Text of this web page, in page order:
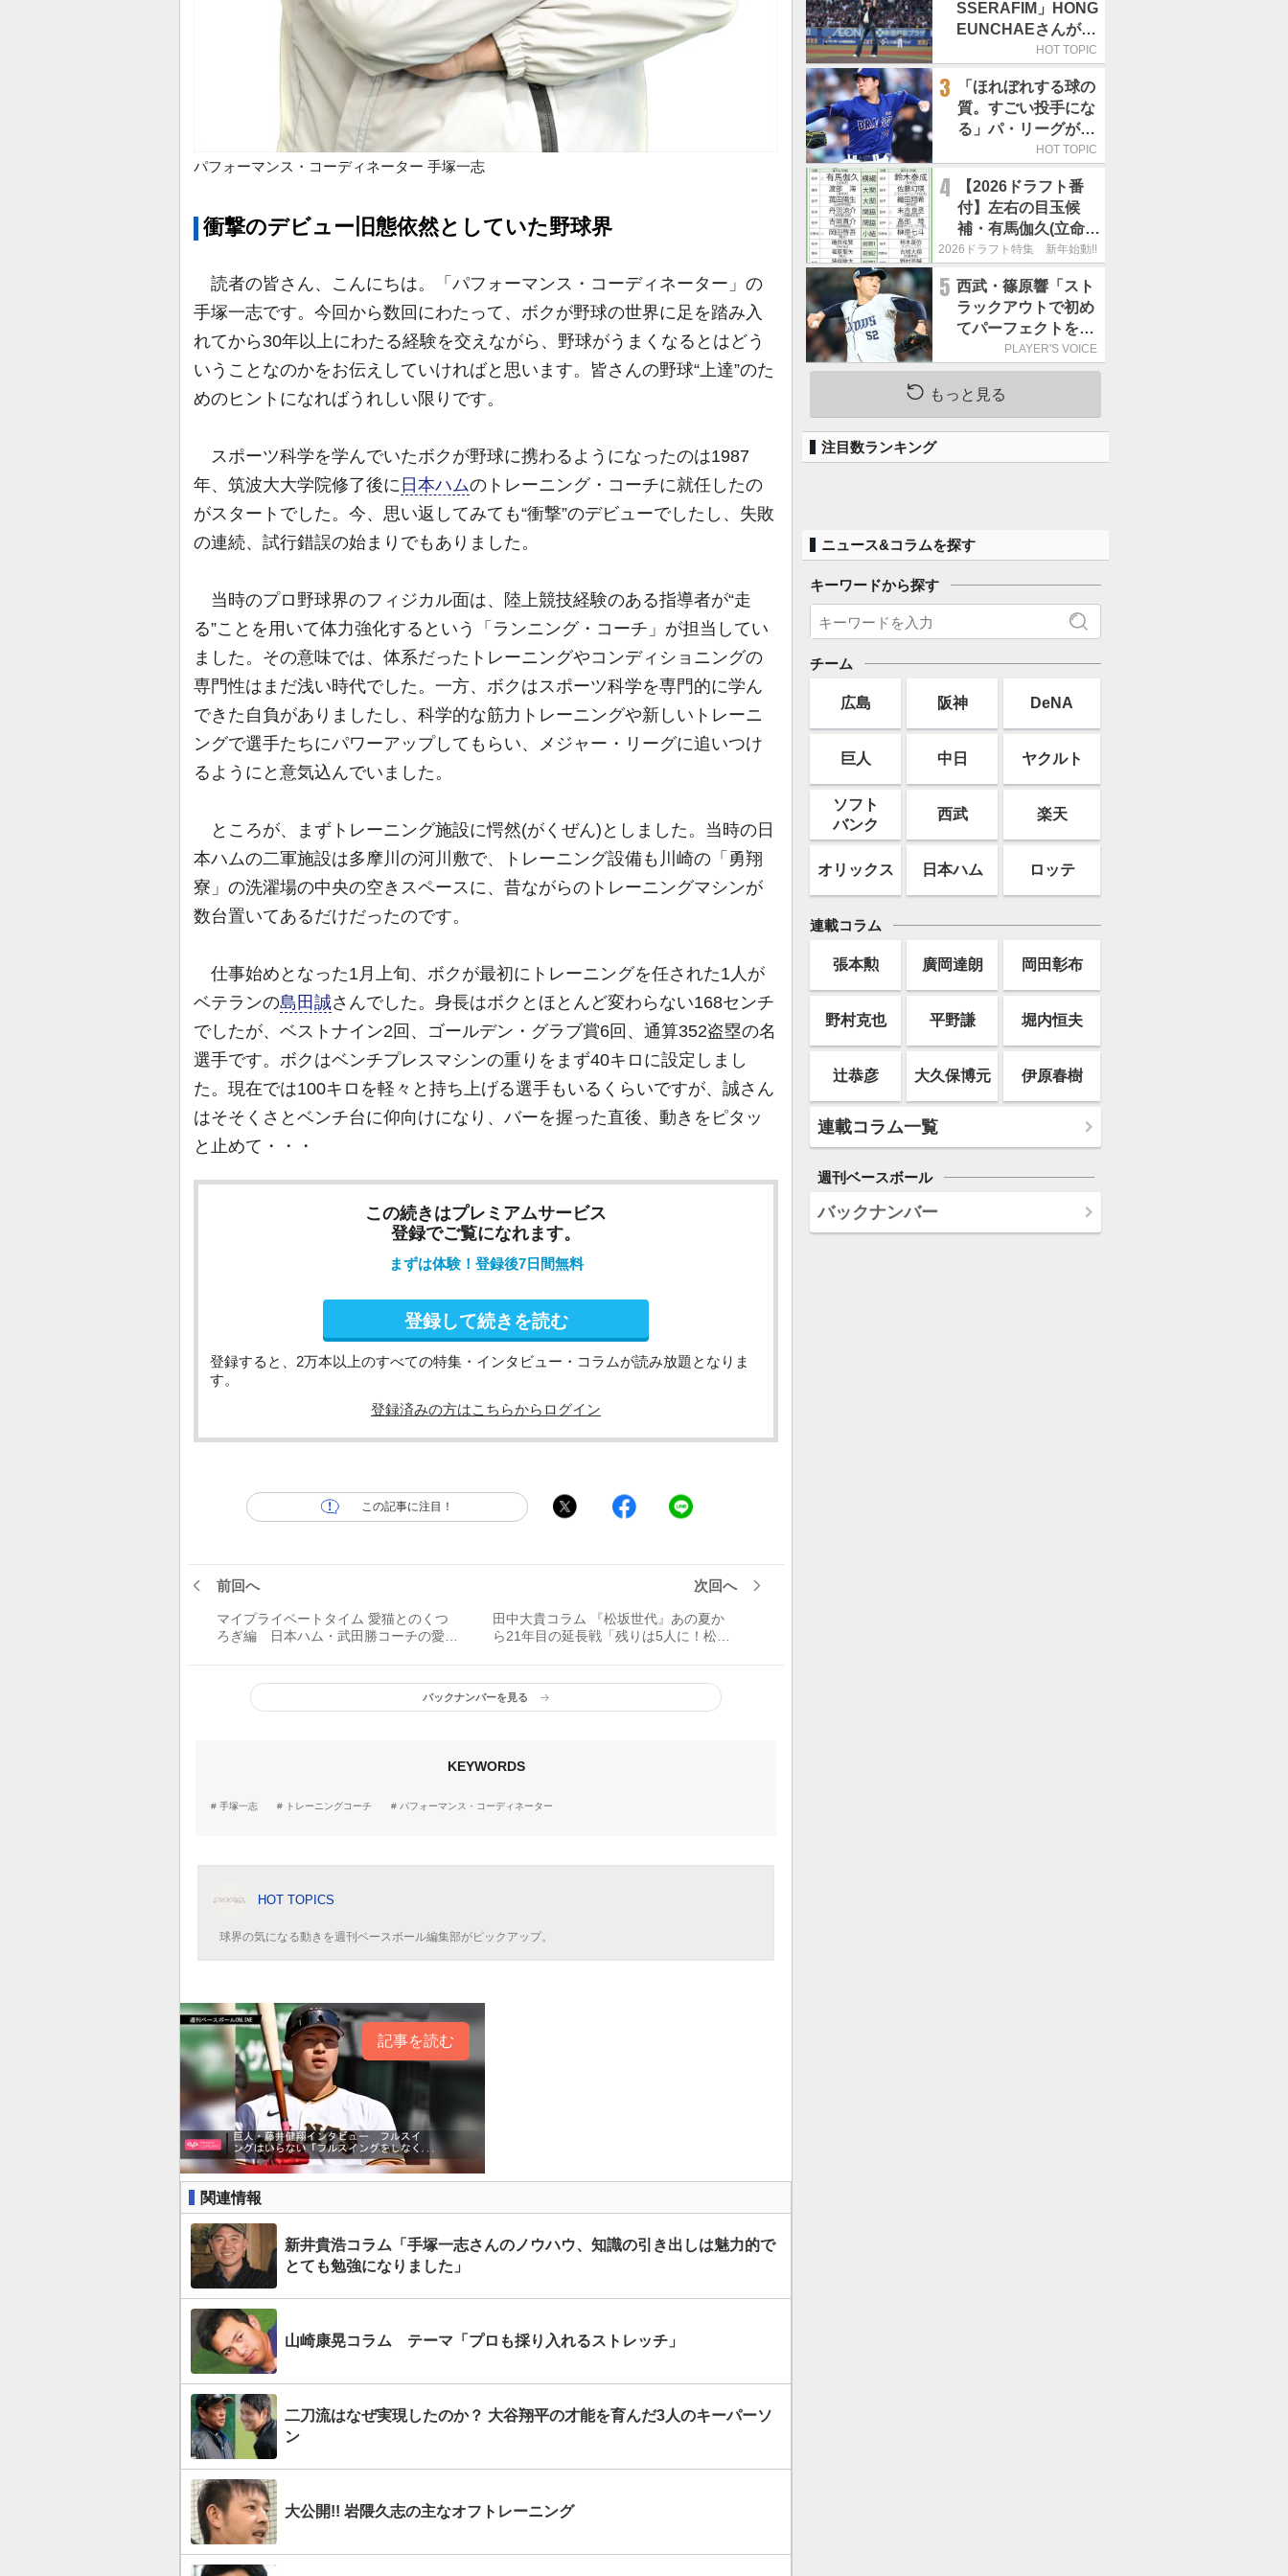
パフォーマンス・コーディネーター 手塚一志
衝撃のデビュー旧態依然としていた野球界
読者の皆さん、こんにちは。「パフォーマンス・コーディネーター」の
手塚一志です。今回から数回にわたって、ボクが野球の世界に足を踏み入
れてから30年以上にわたる経験を交えながら、野球がうまくなるとはどう
いうことなのかをお伝えしていければと思います。皆さんの野球“上達”のた
めのヒントになればうれしい限りです。
スポーツ科学を学んでいたボクが野球に携わるようになったのは1987
年、筑波大大学院修了後に 日本ハムのトレーニング・コーチに就任したの
がスタートでした。今、思い返してみても“衝撃”のデビューでしたし、失敗
の連続、試行錯誤の始まりでもありました。
当時のプロ野球界のフィジカル面は、陸上競技経験のある指導者が“走
る”ことを用いて体力強化するという「ランニング・コーチ」が担当してい
ました。その意味では、体系だったトレーニングやコンディショニングの
専門性はまだ浅い時代でした。一方、ボクはスポーツ科学を専門的に学ん
できた自負がありましたし、科学的な筋力トレーニングや新しいトレーニ
ングで選手たちにパワーアップしてもらい、メジャー・リーグに追いつけ
るようにと意気込んでいました。
ところが、まずトレーニング施設に愕然(がくぜん)としました。当時の日
本ハムの二軍施設は多摩川の河川敷で、トレーニング設備も川崎の「勇翔
寮」の洗濯場の中央の空きスペースに、昔ながらのトレーニングマシンが
数台置いてあるだけだったのです。
仕事始めとなった1月上旬、ボクが最初にトレーニングを任された1人が
ベテランの島田誠さんでした。身長はボクとほとんど変わらない168センチ
でしたが、ベストナイン2回、ゴールデン・グラブ賞6回、通算352盗塁の名
選手です。ボクはベンチプレスマシンの重りをまず40キロに設定しまし
た。現在では100キロを軽々と持ち上げる選手もいるくらいですが、誠さん
はそそくさとベンチ台に仰向けになり、バーを握った直後、動きをピタッ
と止めて・・・
この続きはプレミアムサービス
登録でご覧になれます。
まずは体験！登録後7日間無料
登録して続きを読む
登録すると、2万本以上のすべての特集・インタビュー・コラムが読み放題となりま
す。
登録済みの方はこちらからログイン
この記事に注目！
前回へ
マイプライベートタイム 愛猫とのくつ
ろぎ編 日本ハム・武田勝コーチの愛猫
の長男”この子のためにも父ちゃん頑張
ります(笑)」
次回へ
田中大貴コラム 『松坂世代』あの夏か
ら21年目の延長戦「残りは5人に！松坂
バックナンバーを見る
KEYWORDS
手塚一志 トレーニングコーチ パフォーマンス・コーディネーター
HOT TOPICS
球界の気になる動きを週刊ベースボール編集部がピックアップ。
記事を読む
関連情報
新井貴浩コラム「手塚一志さんのノウハウ、知識の引き出しは魅力的で
とても勉強になりました」
山崎康晃コラム テーマ「プロも採り入れるストレッチ」
二刀流はなぜ実現したのか？ 大谷翔平の才能を育んだ3人のキーパーソ
ン
大公開!! 岩隈久志の主なオフトレーニング
SSERAFIM」HONG
EUNCHAEさんが始
球式「この場に立て
／8月5日の西武戦
（ZOZOマリン）
HOT TOPIC
3
「ほれぼれする球の
質。すごい投手にな
る」パ・リーグが驚
いた「中日の左腕」
HOT TOPIC
4
【2026ドラフト番
付】左右の目玉候
補・有馬伽久(立命
大)&鈴木泰成(青学
ルベニア州立大)の強
行指名はあるのか？
2026ドラフト特集 新年始動!!
5 西武・篠原響「スト
ラックアウトで初め
てパーフェクトを取
れました!!」／ストラ
ックアウト
PLAYER'S VOICE
もっと見る
注目数ランキング
ニュース&コラムを探す
キーワードから探す
チーム
広島 阪神 DeNA
巨人 中日 ヤクルト
ソフト
バンク
西武 楽天
オリックス 日本ハム ロッテ
連載コラム
張本勲 廣岡達朗 岡田彰布
野村克也 平野謙 堀内恒夫
辻恭彦 大久保博元 伊原春樹
連載コラム一覧
週刊ベースボール
バックナンバー